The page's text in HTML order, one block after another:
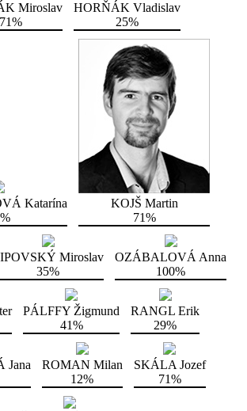
Miroslav
71%
HORŇÁK Vladislav
25%
Katarína
KOJŠ Martin
71%
Miroslav
35%
OZÁBALOVÁ Anna
100%
PÁLFFY Žigmund
41%
RANGL Erik
29%
Jana
ROMAN Milan
12%
SKÁLA Jozef
71%